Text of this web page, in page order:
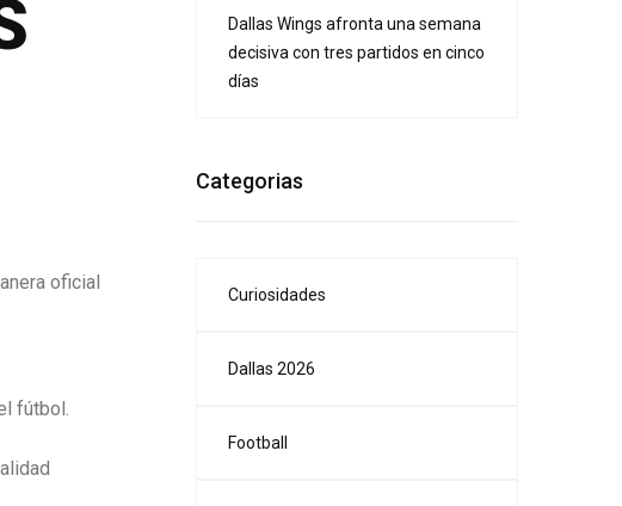
oficial
fútbol.
Dallas Wings afronta una semana
decisiva con tres partidos en cinco
días
Categorias
Curiosidades
Dallas 2026
Football